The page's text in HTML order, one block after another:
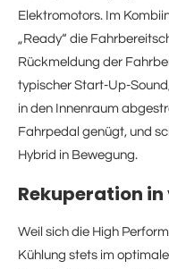
Elektromotors. Im
„Ready“ die
Rückmeldung der
typischer Start-Up-
in den Innenraum
Fahrpedal genügt, und
Hybrid in Bewegung.
Rekuperation
Weil sich die High
Kühlung stets im